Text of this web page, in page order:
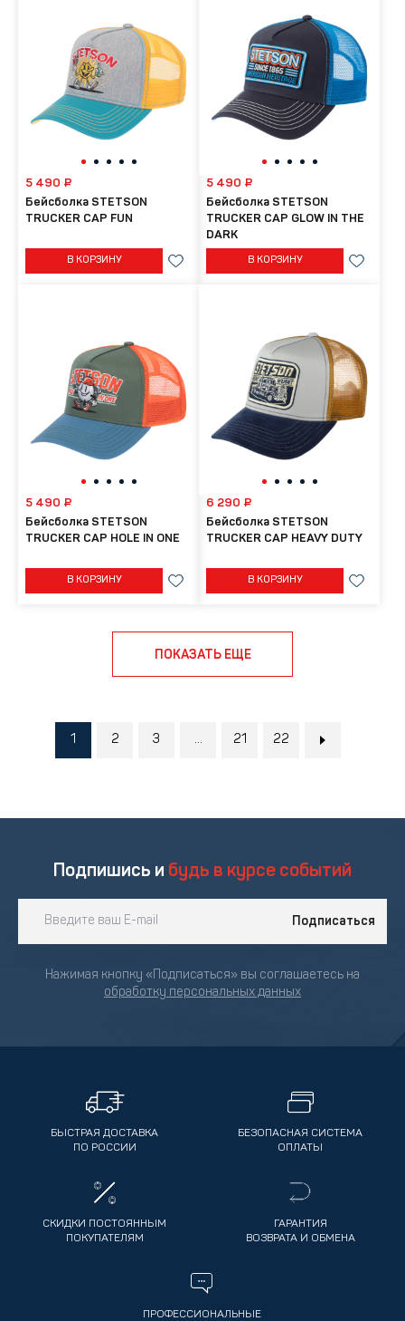
Бейсболка STETSON
TRUCKER CAP FUN
5 490 ₽
В КОРЗИНУ
Бейсболка STETSON
TRUCKER CAP GLOW IN THE
DARK
5 490 ₽
В КОРЗИНУ
Бейсболка STETSON
TRUCKER CAP HOLE IN ONE
5 490 ₽
В КОРЗИНУ
Бейсболка STETSON
TRUCKER CAP HEAVY DUTY
6 290 ₽
В КОРЗИНУ
ПОКАЗАТЬ ЕЩЕ
1 2 3 ... 21 22
Подпишись и будь в курсе событий
Подписаться
Нажимая кнопку «Подписаться» вы соглашаетесь на
обработку персональных данных
БЫСТРАЯ ДОСТАВКА
ПО РОССИИ
БЕЗОПАСНАЯ СИСТЕМА
ОПЛАТЫ
СКИДКИ ПОСТОЯННЫМ
ПОКУПАТЕЛЯМ
ГАРАНТИЯ
ВОЗВРАТА И ОБМЕНА
ПРОФЕССИОНАЛЬНЫЕ